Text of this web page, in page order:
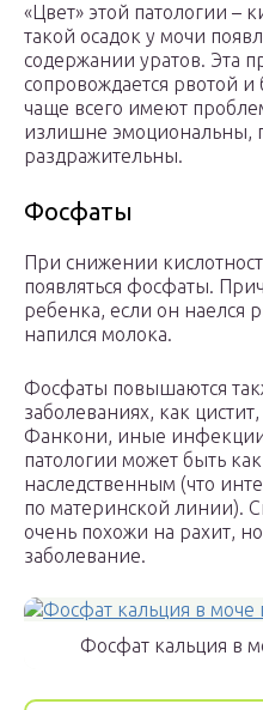
«Цвет» этой патологии
такой осадок у мочи
содержании уратов. Эта
сопровождается рвотой
чаще всего имеют
излишне эмоциональны,
раздражительны.
Фосфаты
При снижении
появляться фосфаты.
ребенка, если он наелся
напился молока.
Фосфаты повышаются
заболеваниях, как
Фанкони, иные
патологии может быть
наследственным (что
по материнской линии).
очень похожи на рахит,
заболевание.
Фосфат кальция в